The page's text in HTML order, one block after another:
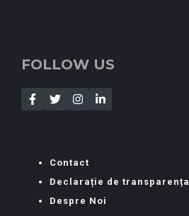
FOLLOW US
Contact
Declarație de transparența
Despre Noi